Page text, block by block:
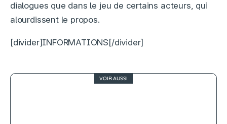
dialogues que dans le jeu de certains acteurs, qui
alourdissent le propos.
[divider]INFORMATIONS[/divider]
VOIR AUSSI